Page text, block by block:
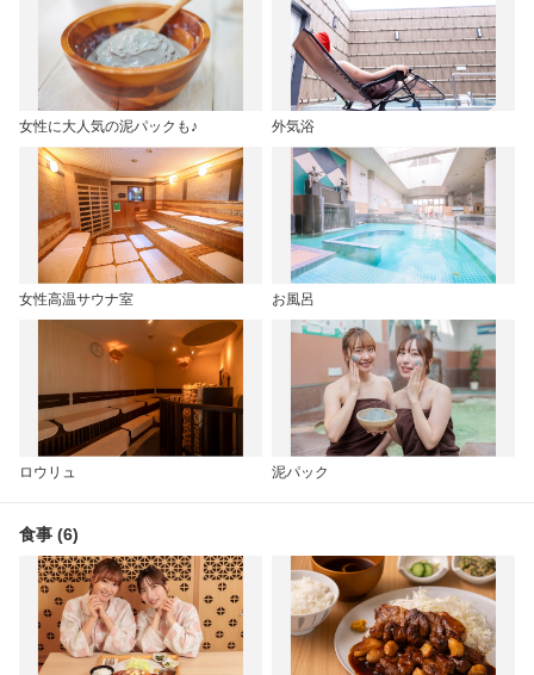
女性に大人気の泥パックも♪ 外気浴
女性高温サウナ室 お風呂
ロウリュ 泥パック
食事 (6)